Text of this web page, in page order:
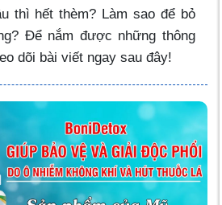
thì hết thèm? Làm sao để bỏ
Để nắm được những thông
dõi bài viết ngay sau đây!